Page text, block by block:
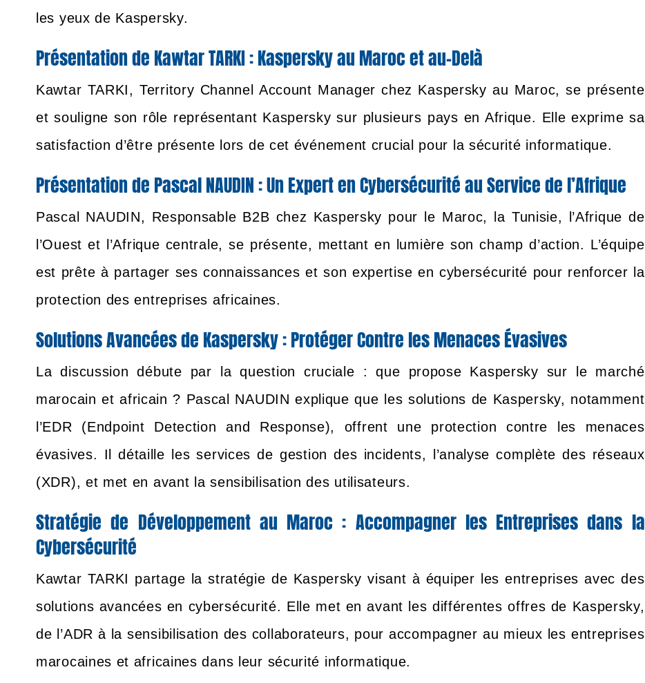
les yeux de Kaspersky.
Présentation de Kawtar TARKI : Kaspersky au Maroc et au-Delà
Kawtar TARKI, Territory Channel Account Manager chez Kaspersky au Maroc, se présente
et souligne son rôle représentant Kaspersky sur plusieurs pays en Afrique. Elle exprime sa
satisfaction d’être présente lors de cet événement crucial pour la sécurité informatique.
Présentation de Pascal NAUDIN : Un Expert en Cybersécurité au Service de l’Afrique
Pascal NAUDIN, Responsable B2B chez Kaspersky pour le Maroc, la Tunisie, l’Afrique de
l’Ouest et l’Afrique centrale, se présente, mettant en lumière son champ d’action. L’équipe
est prête à partager ses connaissances et son expertise en cybersécurité pour renforcer la
protection des entreprises africaines.
Solutions Avancées de Kaspersky : Protéger Contre les Menaces Évasives
La discussion débute par la question cruciale : que propose Kaspersky sur le marché
marocain et africain ? Pascal NAUDIN explique que les solutions de Kaspersky, notamment
l’EDR (Endpoint Detection and Response), offrent une protection contre les menaces
évasives. Il détaille les services de gestion des incidents, l’analyse complète des réseaux
(XDR), et met en avant la sensibilisation des utilisateurs.
Stratégie de Développement au Maroc : Accompagner les Entreprises dans la
Cybersécurité
Kawtar TARKI partage la stratégie de Kaspersky visant à équiper les entreprises avec des
solutions avancées en cybersécurité. Elle met en avant les différentes offres de Kaspersky,
de l’ADR à la sensibilisation des collaborateurs, pour accompagner au mieux les entreprises
marocaines et africaines dans leur sécurité informatique.